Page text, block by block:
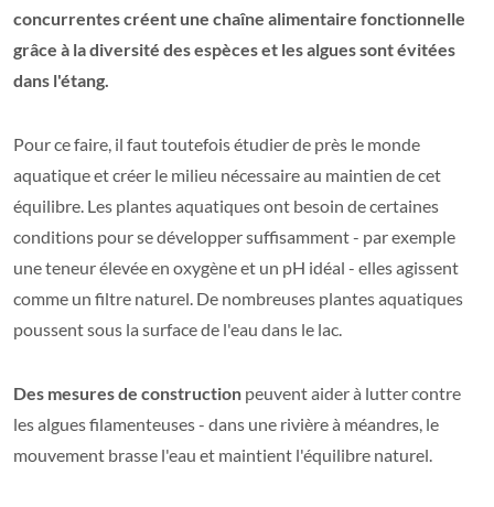
concurrentes créent une chaîne alimentaire fonctionnelle
grâce à la diversité des espèces et les algues sont évitées
dans l'étang.
Pour ce faire, il faut toutefois étudier de près le monde
aquatique et créer le milieu nécessaire au maintien de cet
équilibre. Les plantes aquatiques ont besoin de certaines
conditions pour se développer suffisamment - par exemple
une teneur élevée en oxygène et un pH idéal - elles agissent
comme un filtre naturel. De nombreuses plantes aquatiques
poussent sous la surface de l'eau dans le lac.
Des mesures de construction peuvent aider à lutter contre
les algues filamenteuses - dans une rivière à méandres, le
mouvement brasse l'eau et maintient l'équilibre naturel.